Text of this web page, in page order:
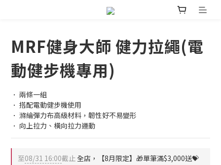
MRF健身大師 健力拉繩(電
動健步機專用)
． 兩條一組
． 搭配電動健步機使用
． 滌綸彈力布高級材料，韌性好不易變形
． 向上拉力、橫向拉力運動
至08/31 16:00截止全店，【8月限定】🎁單筆滿$3,000送💝